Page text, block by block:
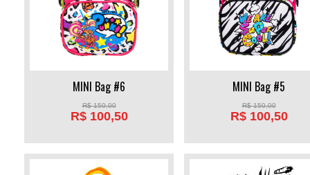
MINI Bag #6
R$150,00
R$ 100,50
MINI Bag #5
R$150,00
R$ 100,50